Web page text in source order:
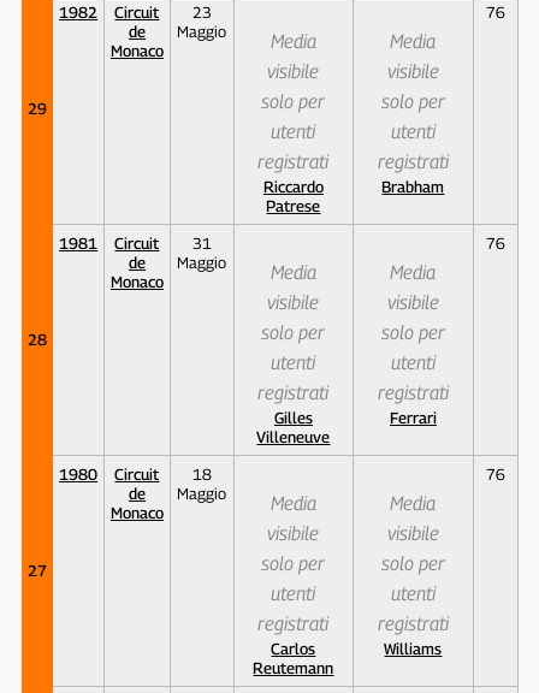
29
1982
Circuit
de
Monaco
23
Maggio
Media
visibile
solo per
utenti
registrati
Riccardo
Patrese
Media
visibile
solo per
utenti
registrati
Brabham
76
28
1981
Circuit
de
Monaco
31
Maggio
Media
visibile
solo per
utenti
registrati
Gilles
Villeneuve
Media
visibile
solo per
utenti
registrati
Ferrari
76
27
1980
Circuit
de
Monaco
18
Maggio
Media
visibile
solo per
utenti
registrati
Carlos
Reutemann
Media
visibile
solo per
utenti
registrati
Williams
76